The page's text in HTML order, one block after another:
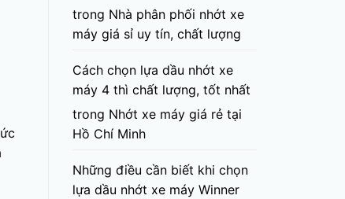
trong Nhà phân phối nhớt xe
máy giá sỉ uy tín, chất lượng
Cách chọn lựa dầu nhớt xe
máy 4 thì chất lượng, tốt nhất
trong Nhớt xe máy giá rẻ tại
Hồ Chí Minh
Những điều cần biết khi chọn
lựa dầu nhớt xe máy Winner